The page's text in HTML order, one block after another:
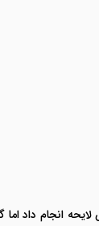
انجام داد اما